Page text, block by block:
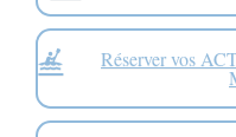
Réserver vos